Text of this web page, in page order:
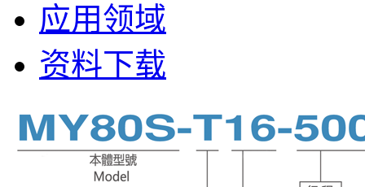
应用领域
资料下载